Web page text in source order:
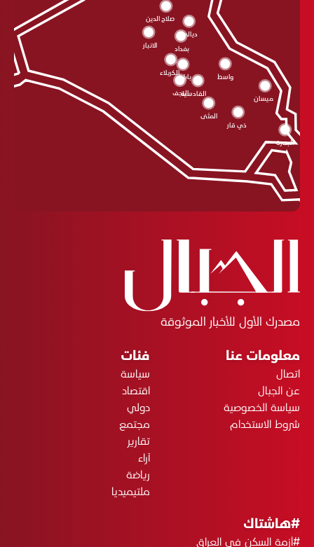
بابل
الانبار
النجف
الکربلاء
بغداد
القادسية
المثنى
ذي قار
البصرة
ميسان
واسط
ديالى
صلاح الدين
مصدرك الأول للأخبار الموثوقة
معلومات عنا
اتصال
عن الجبال
سياسة الخصوصية
شروط الاستخدام
فئات
سياسة
اقتصاد
دولي
مجتمع
تقارير
آراء
رياضة
ملتيميديا
#هاشتاك
#أزمة السكن في العراق